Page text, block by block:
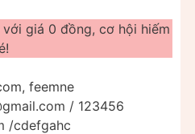
giá 0 đồng, cơ hội hiếm
, feemne
/ 123456
/cdefgahc